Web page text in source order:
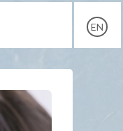
EN